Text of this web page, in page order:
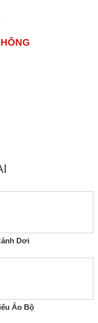
Dơi
Áo Bộ